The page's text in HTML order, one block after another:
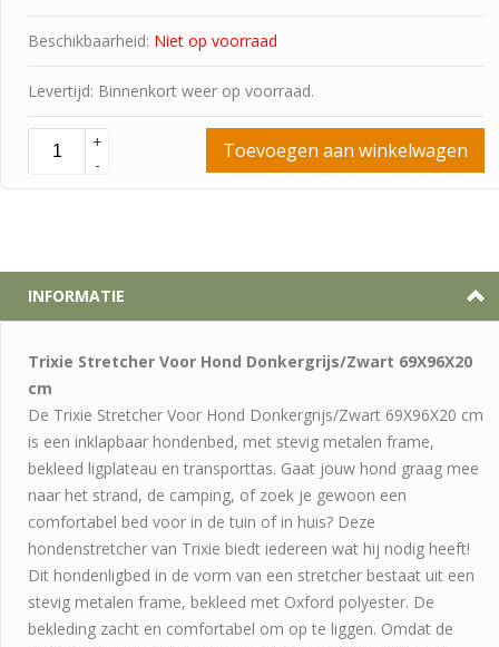
Beschikbaarheid: Niet op voorraad
Levertijd: Binnenkort weer op voorraad.
+
-
Toevoegen aan winkelwagen
INFORMATIE
Trixie Stretcher Voor Hond Donkergrijs/Zwart 69X96X20
cm
De Trixie Stretcher Voor Hond Donkergrijs/Zwart 69X96X20 cm
is een inklapbaar hondenbed, met stevig metalen frame,
bekleed ligplateau en transporttas. Gaat jouw hond graag mee
naar het strand, de camping, of zoek je gewoon een
comfortabel bed voor in de tuin of in huis? Deze
hondenstretcher van Trixie biedt iedereen wat hij nodig heeft!
Dit hondenligbed in de vorm van een stretcher bestaat uit een
stevig metalen frame, bekleed met Oxford polyester. De
bekleding zacht en comfortabel om op te liggen. Omdat de